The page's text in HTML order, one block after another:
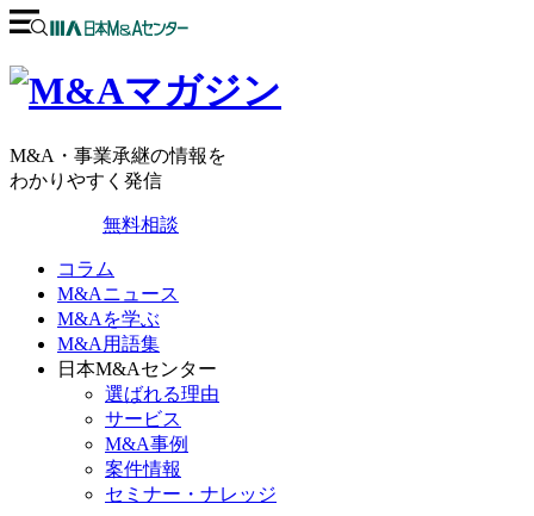
M&A・事業承継の情報を
わかりやすく発信
無料相談
コラム
M&Aニュース
M&Aを学ぶ
M&A用語集
日本M&Aセンター
選ばれる理由
サービス
M&A事例
案件情報
セミナー・ナレッジ